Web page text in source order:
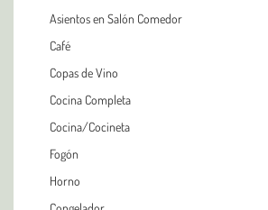
Asientos en Salón Comedor
Café
Copas de Vino
Cocina Completa
Cocina/Cocineta
Fogón
Horno